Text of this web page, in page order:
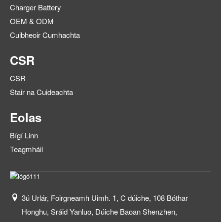
Charger Battery
OEM & ODM
Cuibheoir Cumhachta
CSR
CSR
Stair na Cuideachta
Eolas
Bígí Linn
Teagmháil
3ú Urlár, Foirgneamh Uimh. 1, C dúiche, 108 Bóthar
Honghu, Sráid Yanluo, Dúiche Baoan Shenzhen,